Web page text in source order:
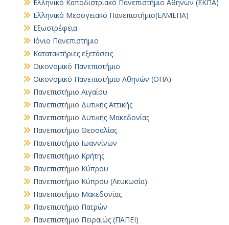
Ελληνικό Καποδιστριακό Πανεπιστήμιο Αθηνών (ΕΚΠΑ)
Ελληνικό Μεσογειακό Πανεπιστήμιο(ΕΛΜΕΠΑ)
Εξωστρέφεια
Ιόνιο Πανεπιστήμιο
Κατατακτήριες εξετάσεις
Οικονομικό Πανεπιστήμιο
Οικονομικό Πανεπιστήμιο Αθηνών (ΟΠΑ)
Πανεπιστήμιο Αιγαίου
Πανεπιστήμιο Δυτικής Αττικής
Πανεπιστήμιο Δυτικής Μακεδονίας
Πανεπιστήμιο Θεσσαλίας
Πανεπιστήμιο Ιωαννίνων
Πανεπιστήμιο Κρήτης
Πανεπιστήμιο Κύπρου
Πανεπιστήμιο Κύπρου (Λευκωσία)
Πανεπιστήμιο Μακεδονίας
Πανεπιστήμιο Πατρών
Πανεπιστήμιο Πειραιώς (ΠΑΠΕΙ)